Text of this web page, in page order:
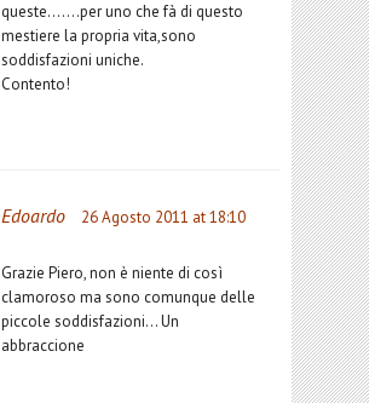
queste…….per uno che fà di questo
mestiere la propria vita,sono
soddisfazioni uniche.
Contento!
Edoardo 26 Agosto 2011 at 18:10
Grazie Piero, non è niente di così
clamoroso ma sono comunque delle
piccole soddisfazioni… Un
abbraccione